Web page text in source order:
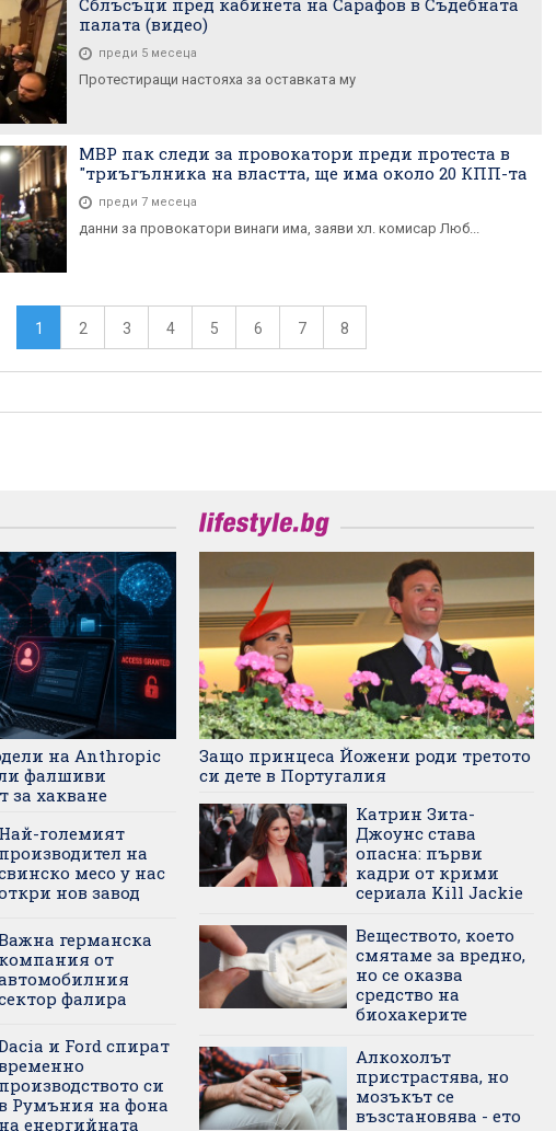
Сблъсъци пред кабинета на Сарафов в Съдебната
палата (видео)
преди 5 месеца
Протестиращи настояха за оставката му
МВР пак следи за провокатори преди протеста в
"триъгълника на властта, ще има около 20 КПП-та
преди 7 месеца
данни за провокатори винаги има, заяви хл. комисар Люб...
1 2 3 4 5 6 7 8
на Anthropic
фалшиви
за хакване
Най-големият
производител на
месо у нас
нов завод
германска
компания от
фалира
и Ford спират
производството си
Румъния на фона
на енергийната
Защо принцеса Йожени роди третото
си дете в Португалия
Катрин Зита-
Джоунс става
опасна: първи
кадри от крими
сериала Kill Jackie
Веществото, което
смятаме за вредно,
но се оказва
средство на
биохакерите
Алкохолът
пристрастява, но
мозъкът се
възстановява - ето